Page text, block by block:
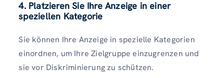
4. Platzieren Sie Ihre Anzeige in einer
speziellen Kategorie
Sie können Ihre Anzeige in spezielle Kategorien
einordnen, um Ihre Zielgruppe einzugrenzen und
sie vor Diskriminierung zu schützen.